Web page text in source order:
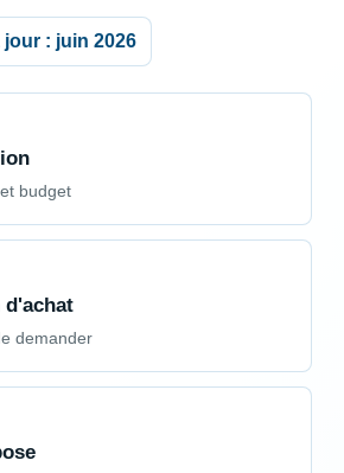
jour : juin 2026
budget
d'achat
demander